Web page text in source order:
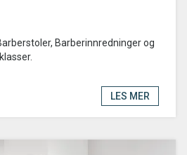
Barberinnredninger og
LES MER